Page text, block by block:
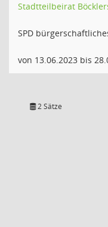
Stadtteilbeirat
SPD
von 13.06.2023 bis
2 Sätze